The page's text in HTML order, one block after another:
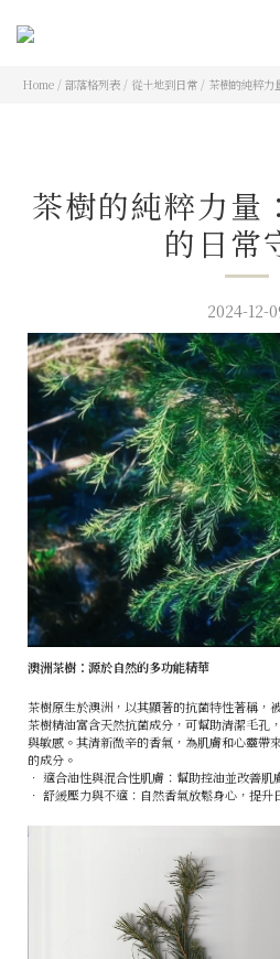
Home / 部落格列表 / 從土地到日常 / 茶樹的純粹力
茶樹的純粹力量
的日常
2024-12-
澳洲茶樹：源於自然的多功能精華
茶樹原生於澳洲，以其顯著的抗菌特性著稱，
茶樹精油富含天然抗菌成分，可幫助清潔毛孔
與敏感。其清新微辛的香氣，為肌膚和心靈帶
的成分。
• 適合油性與混合性肌膚：幫助控油並改善肌
• 舒緩壓力與不適：自然香氣放鬆身心，提升